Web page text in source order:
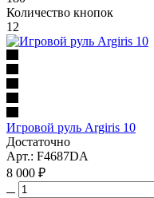
Количество кнопок
12
Игровой руль Argiris 10
Достаточно
Арт.: F4687DA
8 000 ₽